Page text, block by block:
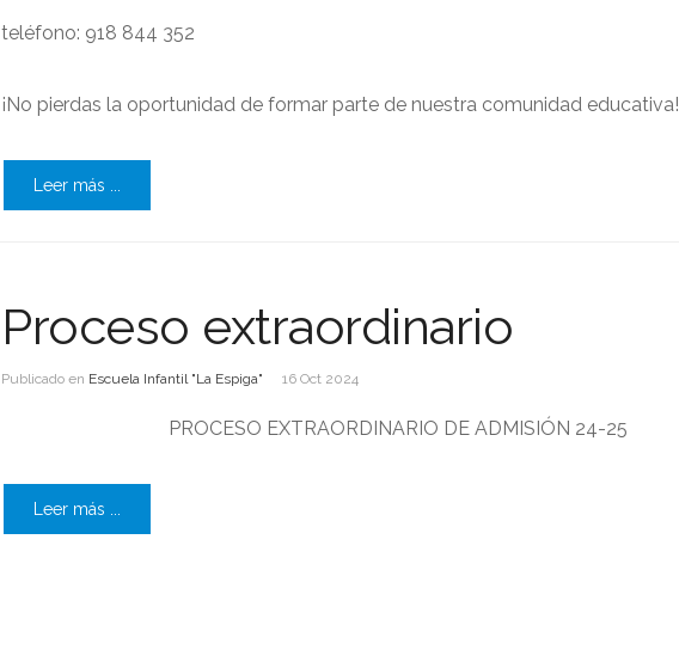
teléfono: 918 844 352
¡No pierdas la oportunidad de formar parte de nuestra comunidad educativa!
Leer más ...
Proceso extraordinario
Publicado en Escuela Infantil "La Espiga" 16 Oct 2024
PROCESO EXTRAORDINARIO DE ADMISIÓN 24-25
Leer más ...